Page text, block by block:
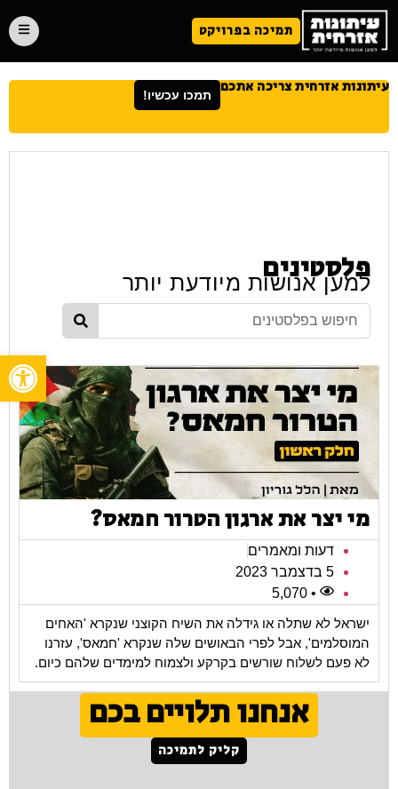
תמיכה בפרויקט
עיתונות אזרחית צריכה אתכם תמכו עכשיו!
פלסטינים
למען אנושות מיודעת יותר
מי יצר את ארגון הטרור חמאס?
דעות ומאמרים
5 בדצמבר 2023
• 5,070
ישראל לא שתלה או גידלה את השיח הקוצני שנקרא 'האחים
המוסלמים', אבל לפרי הבאושים שלה שנקרא 'חמאס', עזרנו
לא פעם לשלוח שורשים בקרקע ולצמוח למימדים שלהם כיום.
אנחנו תלויים בכם
קליק לתמיכה